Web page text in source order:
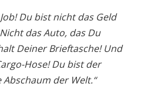
Du bist nicht das Geld
das Auto, das Du
Deiner Brieftasche! Und
Hose! Du bist der
der Welt.“